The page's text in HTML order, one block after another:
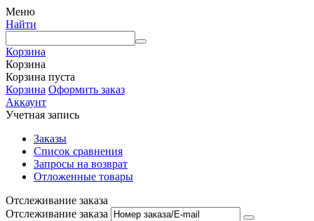
Меню
Найти
Корзина
Корзина
Корзина пуста
Корзина Оформить заказ
Аккаунт
Учетная запись
Заказы
Список сравнения
Запросы на возврат
Отложенные товары
Отслеживание заказа
Отслеживание заказа